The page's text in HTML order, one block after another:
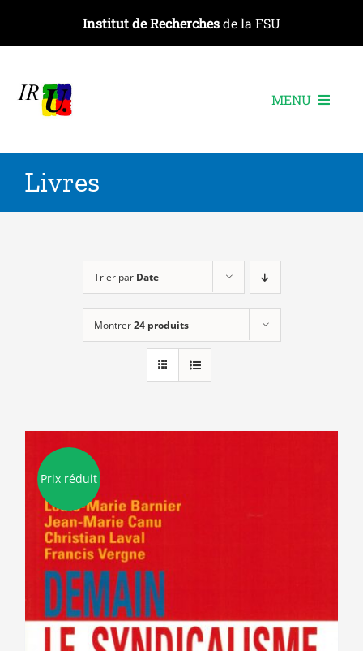
contenu
Institut de Recherchesde la FSU
MENU
Les recherches
Les événements
Livres
Trier par Date
Montrer24 produits
Prix réduit